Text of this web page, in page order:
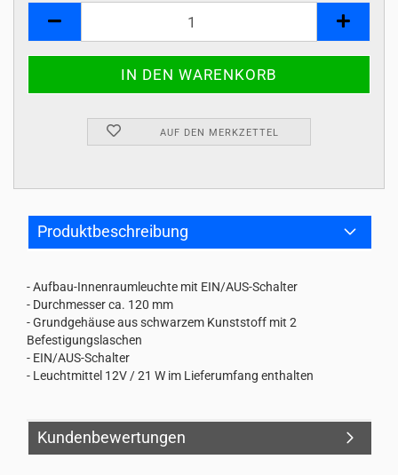
AUF DEN MERKZETTEL
Produktbeschreibung
- Aufbau-Innenraumleuchte mit EIN/AUS-Schalter
- Durchmesser ca. 120 mm
- Grundgehäuse aus schwarzem Kunststoff mit 2
Befestigungslaschen
- EIN/AUS-Schalter
- Leuchtmittel 12V / 21 W im Lieferumfang enthalten
Kundenbewertungen